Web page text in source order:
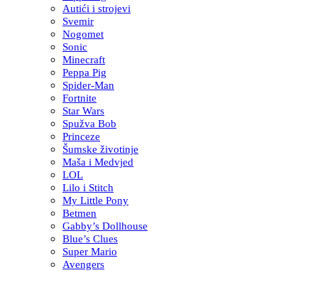
Autići i strojevi
Svemir
Nogomet
Sonic
Minecraft
Peppa Pig
Spider-Man
Fortnite
Star Wars
Spužva Bob
Princeze
Šumske životinje
Maša i Medvjed
LOL
Lilo i Stitch
My Little Pony
Betmen
Gabby’s Dollhouse
Blue’s Clues
Super Mario
Avengers